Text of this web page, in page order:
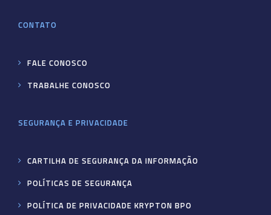
CONTATO
FALE CONOSCO
TRABALHE CONOSCO
SEGURANÇA E PRIVACIDADE
CARTILHA DE SEGURANÇA DA INFORMAÇÃO
POLÍTICAS DE SEGURANÇA
POLÍTICA DE PRIVACIDADE KRYPTON BPO